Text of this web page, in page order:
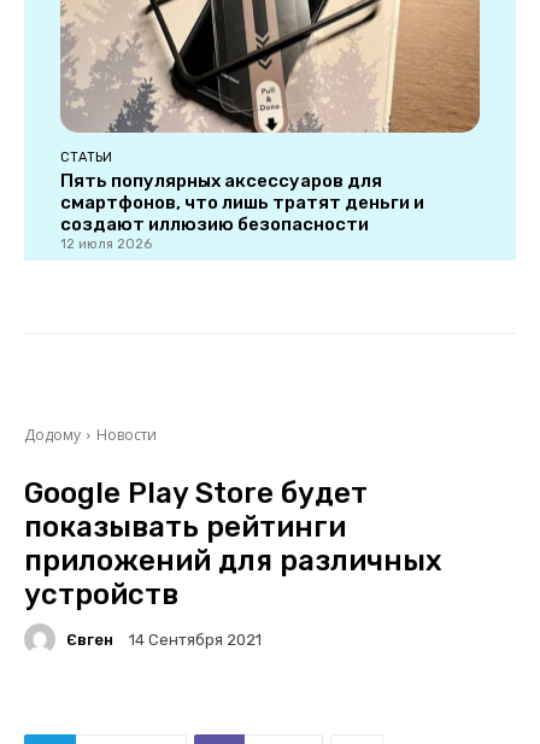
СТАТЬИ
Пять популярных аксессуаров для
смартфонов, что лишь тратят деньги и
создают иллюзию безопасности
12 июля 2026